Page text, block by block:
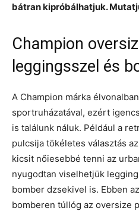
bátran kipróbálhatjuk.
Champion
leggingsszel és
A Champion márka
sportruházatával, ezért
is találunk náluk. Például a
pulcsija tökéletes választás
kicsit nőiesebbé tenni az
nyugodtan viselhetjük
bomber dzsekivel is. Ebben
bomberen túllóg az oversize